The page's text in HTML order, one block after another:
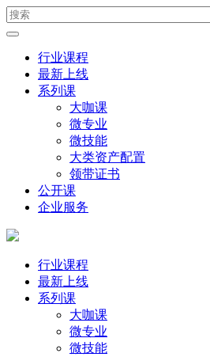
行业课程
最新上线
系列课
大咖课
微专业
微技能
大类资产配置
领带证书
公开课
企业服务
行业课程
最新上线
系列课
大咖课
微专业
微技能